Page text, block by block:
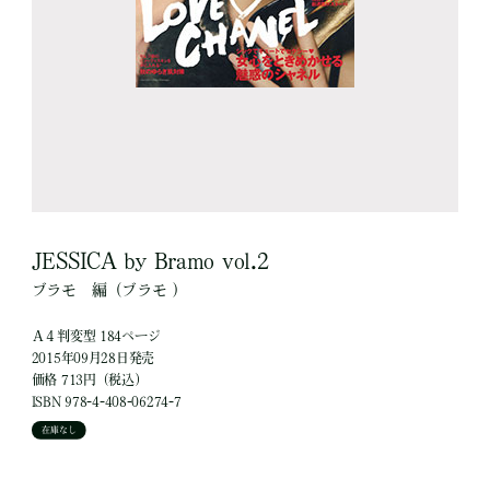
JESSICA by Bramo vol.2
ブラモ 編（ブラモ ）
Ａ４判変型 184ページ
2015年09月28日発売
価格 713円（税込）
ISBN 978-4-408-06274-7
在庫なし